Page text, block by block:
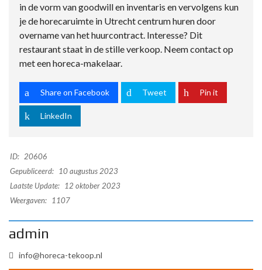
in de vorm van goodwill en inventaris en vervolgens kun
je de horecaruimte in Utrecht centrum huren door
overname van het huurcontract. Interesse? Dit
restaurant staat in de stille verkoop. Neem contact op
met eenhoreca-makelaar.
Share on Facebook Tweet Pin it
LinkedIn
ID: 20606
Gepubliceerd:
10 augustus 2023
Laatste Update:
12 oktober 2023
Weergaven:
1107
admin
info@horeca-tekoop.nl